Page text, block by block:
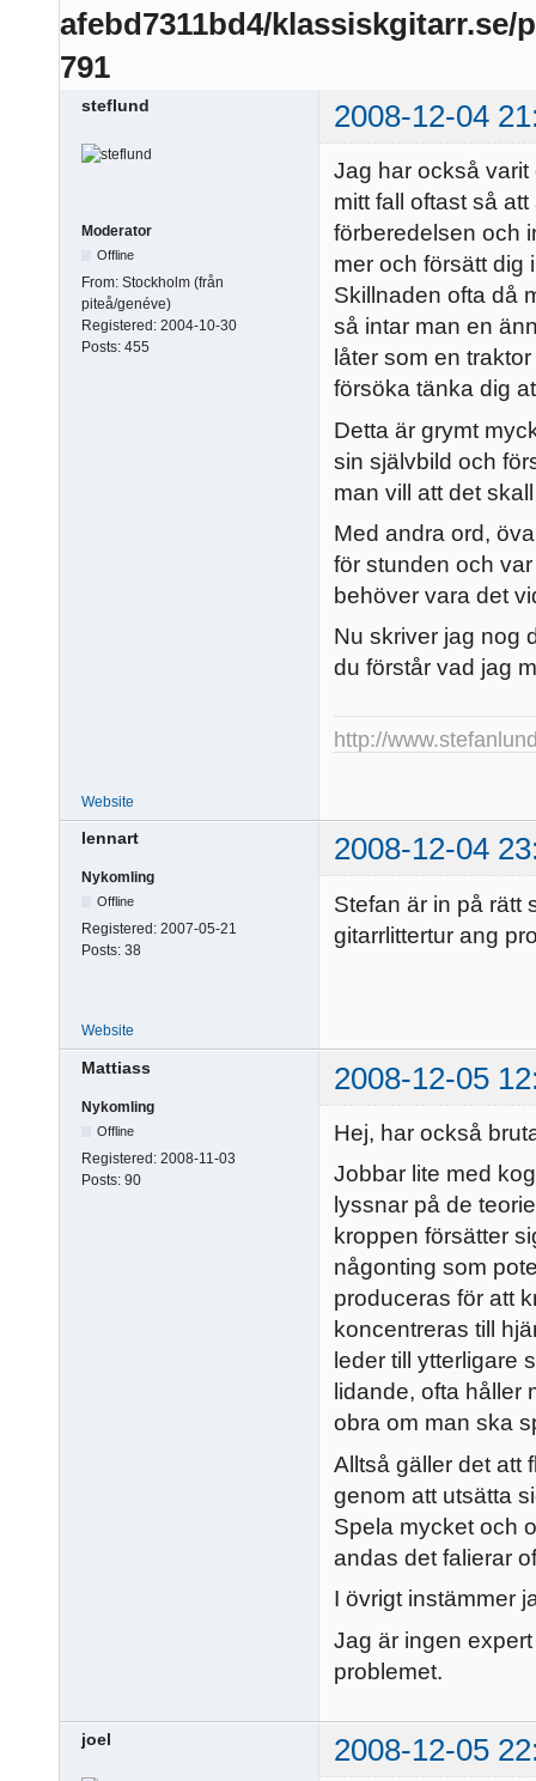
afebd7311bd4/
791
steflund 2008-12-04
Moderator
Offline
From: Stockholm (från
piteå/genéve)
Registered: 2004-10-30
Posts: 455
Jag har också varit
mitt fall oftast så
förberedelsen och
mer och försätt dig
Skillnaden ofta då
så intar man en
låter som en
försöka tänka dig
Detta är grymt
sin självbild och
man vill att det
Med andra ord,
för stunden och
behöver vara det
Nu skriver jag nog
du förstår vad jag
http://
Website
lennart 2008-12-04
Nykomling
Offline
Registered: 2007-05-21
Posts: 38
Stefan är in på rätt
gitarrlittertur ang
Website
Mattiass 2008-12-05
Nykomling
Offline
Registered: 2008-11-03
Posts: 90
Hej, har också
Jobbar lite med
lyssnar på de
kroppen försätter
någonting som
produceras för att
koncentreras till
leder till ytterligare
lidande, ofta håller
obra om man ska
Alltså gäller det att
genom att utsätta
Spela mycket och
andas det falierar
I övrigt instämmer
Jag är ingen
problemet.
joel 2008-12-05